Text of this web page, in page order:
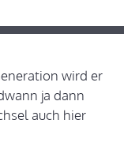
wird er
ja dann
auch hier